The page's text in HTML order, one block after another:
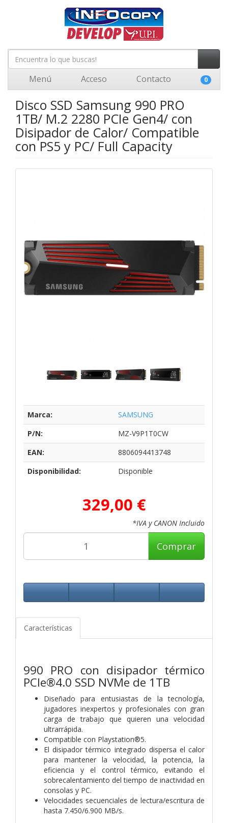
Menú Acceso Contacto 0
Disco SSD Samsung 990 PRO
1TB/ M.2 2280 PCIe Gen4/ con
Disipador de Calor/ Compatible
con PS5 y PC/ Full Capacity
Marca:
SAMSUNG
P/N:
MZ-V9P1T0CW
EAN:
8806094413748
Disponibilidad:
Disponible
329,00 €
*IVA y CANON Incluido
Comprar
Características
990 PRO con disipador térmico
PCIe®4.0 SSD NVMe de 1TB
Diseñado para entusiastas de la tecnología,
jugadores inexpertos y profesionales con gran
carga de trabajo que quieren una velocidad
ultrarrápida.
Compatible con Playstation®5.
El disipador térmico integrado dispersa el calor
para mantener la velocidad, la potencia, la
eficiencia y el control térmico, evitando el
sobrecalentamiento del tiempo de inactividad en
consolas y PC.
Velocidades secuenciales de lectura/escritura de
hasta 7.450/6.900 MB/s.